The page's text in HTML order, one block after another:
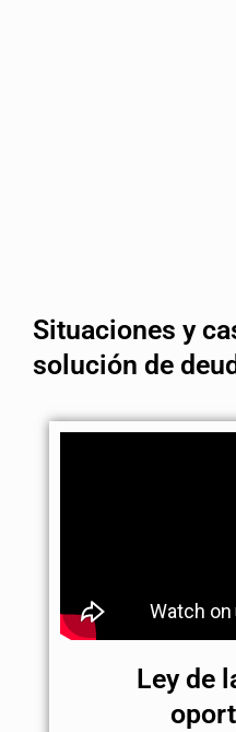
Situaciones y
solución de
Ley de